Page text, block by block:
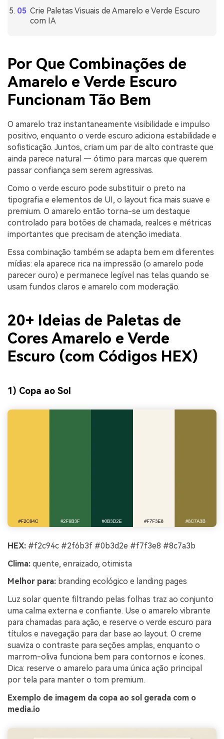
Crie Paletas Visuais de Amarelo e Verde Escuro
com IA
Por Que Combinações de
Amarelo e Verde Escuro
Funcionam Tão Bem
O amarelo traz instantaneamente visibilidade e impulso
positivo, enquanto o verde escuro adiciona estabilidade e
sofisticação. Juntos, criam um par de alto contraste que
ainda parece natural — ótimo para marcas que querem
passar confiança sem serem agressivas.
Como o verde escuro pode substituir o preto na
tipografia e elementos de UI, o layout fica mais suave e
premium. O amarelo então torna-se um destaque
controlado para botões de chamada, realces e métricas
importantes que precisam de atenção imediata.
Essa combinação também se adapta bem em diferentes
mídias: ela aparece rica na impressão (o amarelo pode
parecer ouro) e permanece legível nas telas quando se
usam fundos claros e amarelo com moderação.
20+ Ideias de Paletas de
Cores Amarelo e Verde
Escuro (com Códigos HEX)
1) Copa ao Sol
HEX: #f2c94c #2f6b3f #0b3d2e #f7f3e8 #8c7a3b
Clima: quente, enraizado, otimista
Melhor para: branding ecológico e landing pages
Luz solar quente filtrando pelas folhas traz ao conjunto
uma calma externa e confiante. Use o amarelo vibrante
para chamadas para ação, e reserve o verde escuro para
títulos e navegação para dar base ao layout. O creme
suaviza o contraste para seções amplas, enquanto o
marrom-oliva funciona bem para contornos e ícones.
Dica: reserve o amarelo para uma única ação principal
por tela para manter o tom premium.
Exemplo de imagem da copa ao sol gerada com o
media.io